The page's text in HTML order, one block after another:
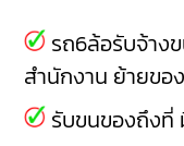
รถ6ล้อรับจ้าง
สำนักงาน ย้ายขอ
รับขนของถึงที่